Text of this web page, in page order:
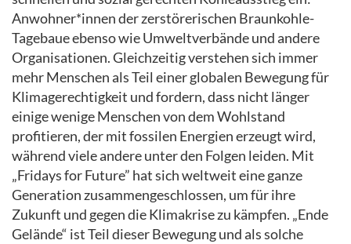
Anwohner*innen der zerstörerischen Braunkohle-
Tagebaue ebenso wie Umweltverbände und andere
Organisationen. Gleichzeitig verstehen sich immer
mehr Menschen als Teil einer globalen Bewegung für
Klimagerechtigkeit und fordern, dass nicht länger
einige wenige Menschen von dem Wohlstand
profitieren, der mit fossilen Energien erzeugt wird,
während viele andere unter den Folgen leiden. Mit
„Fridays for Future” hat sich weltweit eine ganze
Generation zusammengeschlossen, um für ihre
Zukunft und gegen die Klimakrise zu kämpfen. „Ende
Gelände“ ist Teil dieser Bewegung und als solche